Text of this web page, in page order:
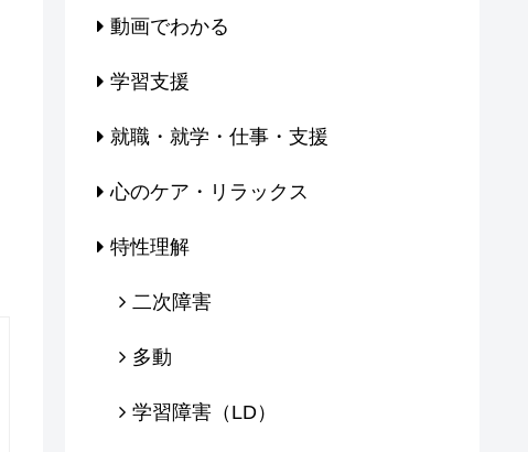
動画でわかる
学習支援
就職・就学・仕事・支援
心のケア・リラックス
特性理解
二次障害
多動
学習障害（LD）